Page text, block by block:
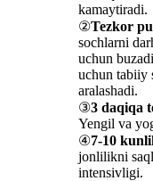
kamaytiradi.
②Tezkor
sochlarni
uchun
uchun tabiiy
aralashadi.
③3 daqiqa
Yengil va
④7-10
jonlilikni
intensivligi.